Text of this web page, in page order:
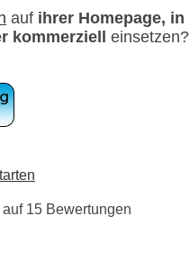
auf ihrer Homepage, in
kommerziell
auf 15 Bewertungen